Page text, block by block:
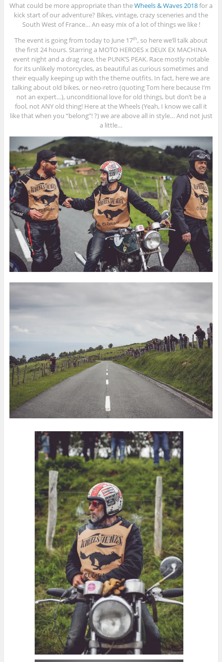
What could be more appropriate than theWheels & Waves 2018for a
kick start of our adventure? Bikes, vintage, crazy sceneries and the
South West of France… An easy mix of a lot of things we like !
The event is going from today to June 17th, so here we’ll talk about
the first 24 hours. Starring a MOTO HEROES x DEUX EX MACHINA
event night and a drag race, the PUNK’S PEAK. Race mostly notable
for its unlikely motorcycles, as beautiful as curious sometimes and
their equally keeping up with the theme outfits. In fact, here we are
talking about old bikes, or neo-retro (quoting Tom here because I’m
not an expert…), unconditional love for old things, but don’t be a
fool, not ANY old thing! Here at the Wheels (Yeah, I know we call it
like that when you “belong”! ?) we are above all in style… And not just
a little…